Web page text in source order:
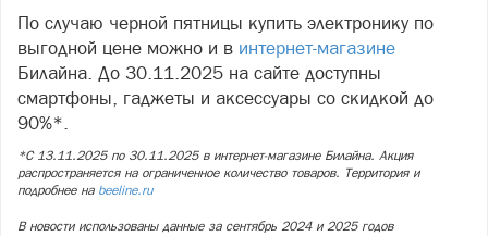
По случаю черной пятницы купить электронику по
выгодной цене можно и в интернет-магазине
Билайна. До 30.11.2025 на сайте доступны
смартфоны, гаджеты и аксессуары со скидкой до
90%*.
*С 13.11.2025 по 30.11.2025 в интернет-магазине Билайна. Акция
распространяется на ограниченное количество товаров. Территория и
подробнее на beeline.ru
В новости использованы данные за сентябрь 2024 и 2025 годов